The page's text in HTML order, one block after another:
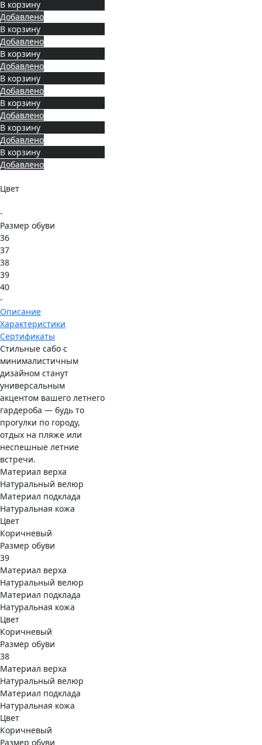
В корзину
Добавлено
В корзину
Добавлено
В корзину
Добавлено
В корзину
Добавлено
В корзину
Добавлено
В корзину
Добавлено
В корзину
Добавлено
Цвет
-
Размер обуви
36
37
38
39
40
-
Описание
Характеристики
Сертификаты
Стильные сабо с
минималистичным
дизайном станут
универсальным
акцентом вашего летнего
гардероба — будь то
прогулки по городу,
отдых на пляже или
неспешные летние
встречи.
Материал верха
Натуральный велюр
Материал подклада
Натуральная кожа
Цвет
Коричневый
Размер обуви
39
Материал верха
Натуральный велюр
Материал подклада
Натуральная кожа
Цвет
Коричневый
Размер обуви
38
Материал верха
Натуральный велюр
Материал подклада
Натуральная кожа
Цвет
Коричневый
Размер обуви